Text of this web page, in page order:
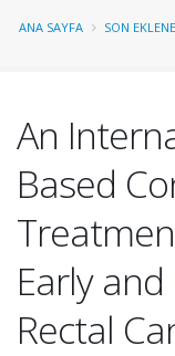
ANA SAYFA SON
An
Based
Early
Rectal